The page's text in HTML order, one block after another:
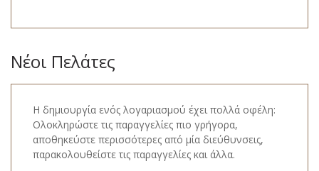
Νέοι Πελάτες
Η δημιουργία ενός λογαριασμού έχει πολλά οφέλη:
Ολοκληρώστε τις παραγγελίες πιο γρήγορα,
αποθηκεύστε περισσότερες από μία διεύθυνσεις,
παρακολουθείστε τις παραγγελίες και άλλα.